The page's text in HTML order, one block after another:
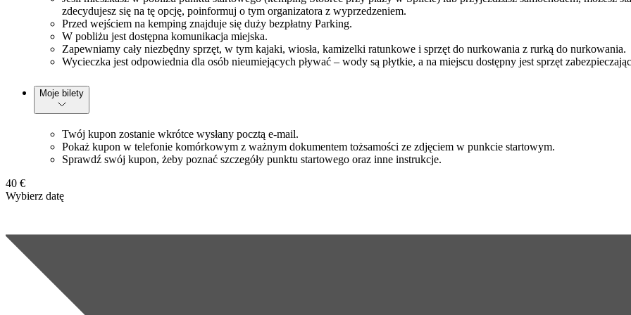
zdecydujesz się na tę opcję, poinformuj o tym organizatora z wyprzedzeniem.
Przed wejściem na kemping znajduje się duży bezpłatny Parking.
W pobliżu jest dostępna komunikacja miejska.
Zapewniamy cały niezbędny sprzęt, w tym kajaki, wiosła, kamizelki ratunkowe i sprzęt do nurkowania z rurką do nurkowania.
Wycieczka jest odpowiednia dla osób nieumiejących pływać – wody są płytkie, a na miejscu dostępny jest sprzęt
Moje bilety
Twój kupon zostanie wkrótce wysłany pocztą e-mail.
Pokaż kupon w telefonie komórkowym z ważnym dokumentem tożsamości ze zdjęciem w punkcie startowym.
Sprawdź swój kupon, żeby poznać szczegóły punktu startowego oraz inne instrukcje.
40 €
Wybierz datę